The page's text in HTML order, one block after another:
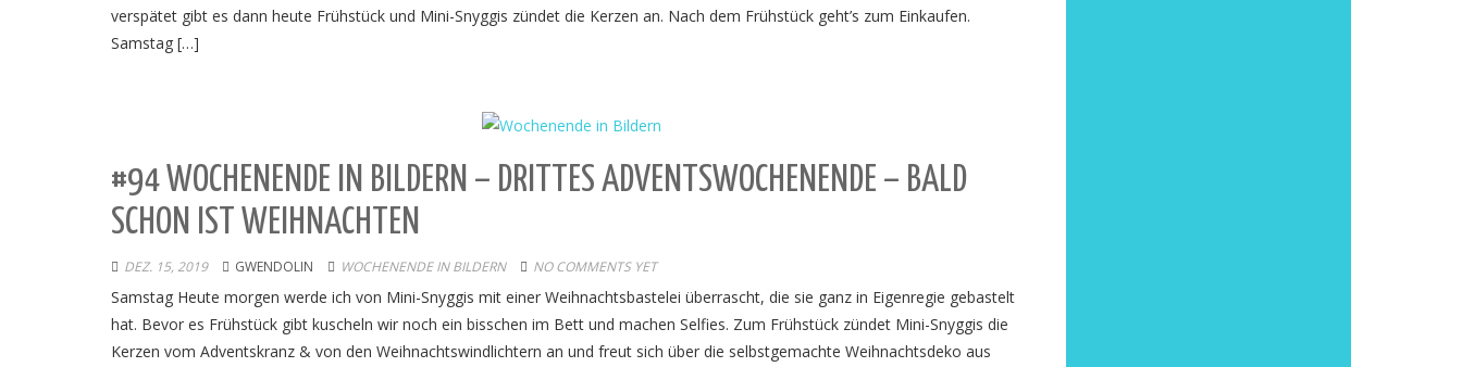
verspätet gibt es dann heute Frühstück und Mini-Snyggis zündet die Kerzen an. Nach dem Frühstück geht’s zum Einkaufen.
Samstag […]
#94 WOCHENENDE IN BILDERN – DRITTES ADVENTSWOCHENENDE – BALD
SCHON IST WEIHNACHTEN
DEZ. 15, 2019 GWENDOLIN WOCHENENDE IN BILDERN NO COMMENTS YET
Samstag Heute morgen werde ich von Mini-Snyggis mit einer Weihnachtsbastelei überrascht, die sie ganz in Eigenregie gebastelt
hat. Bevor es Frühstück gibt kuscheln wir noch ein bisschen im Bett und machen Selfies. Zum Frühstück zündet Mini-Snyggis die
Kerzen vom Adventskranz & von den Weihnachtswindlichtern an und freut sich über die selbstgemachte Weihnachtsdeko aus